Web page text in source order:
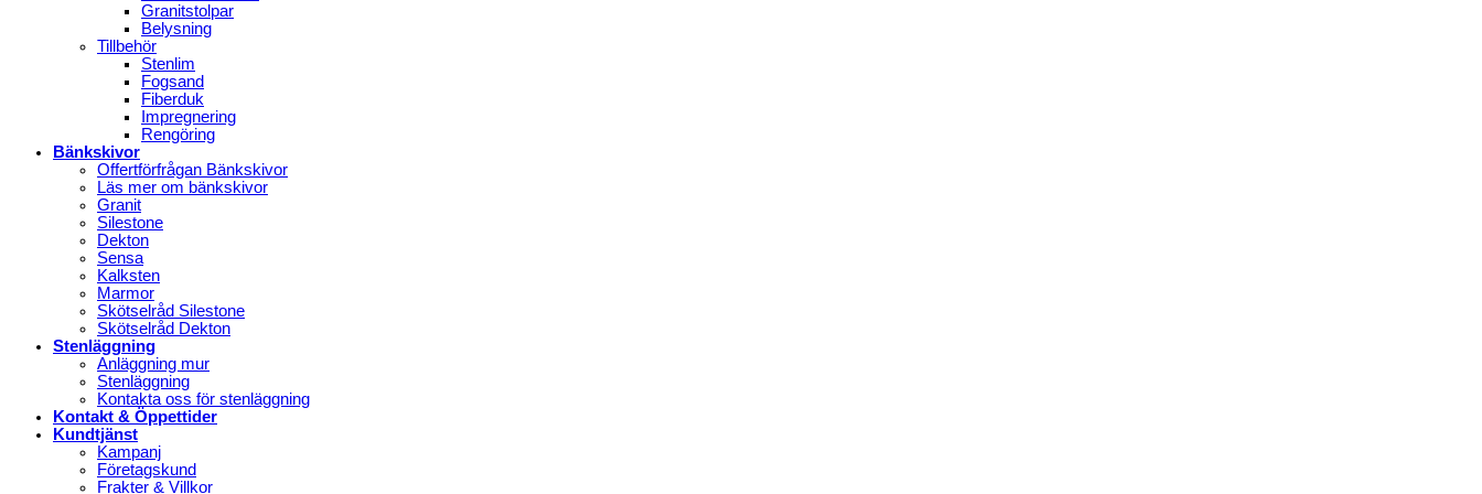
Granitstolpar
Belysning
Tillbehör
Stenlim
Fogsand
Fiberduk
Impregnering
Rengöring
Bänkskivor
Offertförfrågan Bänkskivor
Läs mer om bänkskivor
Granit
Silestone
Dekton
Sensa
Kalksten
Marmor
Skötselråd Silestone
Skötselråd Dekton
Stenläggning
Anläggning mur
Stenläggning
Kontakta oss för stenläggning
Kontakt & Öppettider
Kundtjänst
Kampanj
Företagskund
Frakter & Villkor